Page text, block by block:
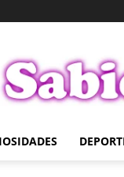
Sabio